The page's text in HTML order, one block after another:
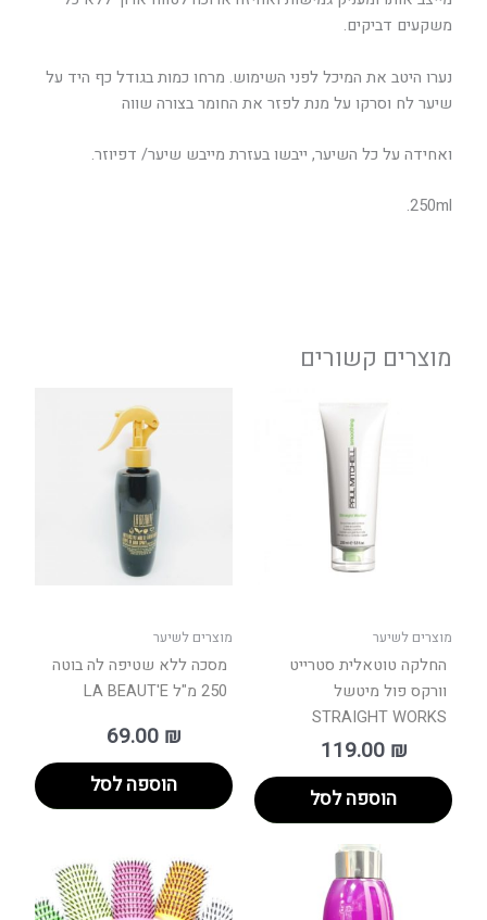
משקעים דביקים.
נערו היטב את המיכל לפני השימוש. מרחו כמות בגודל כף היד על
שיער לח וסרקו על מנת לפזר את החומר בצורה שווה
ואחידה על כל השיער, ייבשו בעזרת מייבש שיער/ דפיוזר.
250ml.
מוצרים קשורים
מוצרים לשיער
החלקה טוטאלית סטרייט
וורקס פול מיטשל
STRAIGHT WORKS
119.00 ₪
הוספה לסל
מוצרים לשיער
מסכה ללא שטיפה לה בוטה
250 מ"ל LA BEAUT'E
69.00 ₪
הוספה לסל
יש